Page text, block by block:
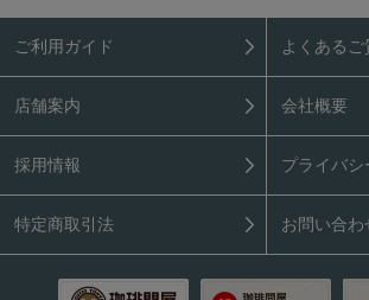
ご利用ガイド よくあるご
店舗案内 会社概要
採用情報 プライバシ
特定商取引法 お問い合わ